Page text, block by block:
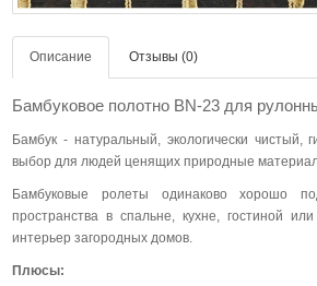
Описание Отзывы (0)
Бамбуковое полотно BN-23 для
Бамбук - натуральный, экологически чистый,
выбор для людей ценящих природные
Бамбуковые ролеты одинаково хорошо
пространства в спальне, кухне, гостиной
интерьер загородных домов.
Плюсы: